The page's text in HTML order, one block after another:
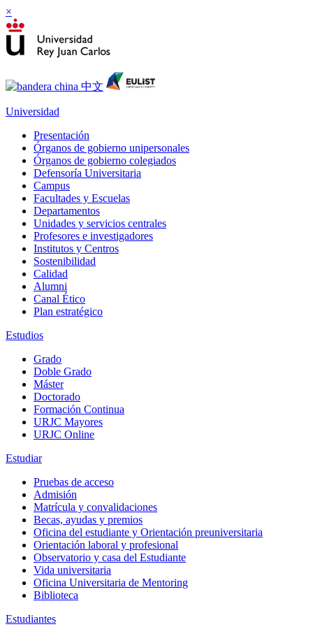
×
Universidad
Presentación
Órganos de gobierno unipersonales
Órganos de gobierno colegiados
Defensoría Universitaria
Campus
Facultades y Escuelas
Departamentos
Unidades y servicios centrales
Profesores e investigadores
Institutos y Centros
Sostenibilidad
Calidad
Alumni
Canal Ético
Plan estratégico
Estudios
Grado
Doble Grado
Máster
Doctorado
Formación Continua
URJC Mayores
URJC Online
Estudiar
Pruebas de acceso
Admisión
Matrícula y convalidaciones
Becas, ayudas y premios
Oficina del estudiante y Orientación preuniversitaria
Orientación laboral y profesional
Observatorio y casa del Estudiante
Vida universitaria
Oficina Universitaria de Mentoring
Biblioteca
Estudiantes